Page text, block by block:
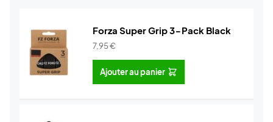
Forza Super Grip 3-Pack Black
7,95€
Ajouter au panier